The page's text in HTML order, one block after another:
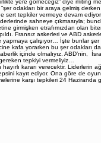
yere gömeceğiz” diye miting
odakları bir araya gelmiş
sert tepkiler vermeye devam
sahneye çıkmasıyla;
girmişken etrafımızdan olan
Fransız askerleri ve ABD
çalışıyor… İşte bunlar şer
kafa yorarken bu şer odakları
içinde olmalıyız. ABD’nin,
tepkiyi vermeliyiz…
kararı verecektir. Liderlerin
kayıt ediyor. Ona göre de
karşı tepkileri 24 Haziranda